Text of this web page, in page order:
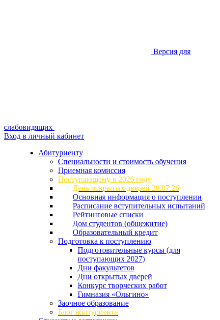
Версия для
слабовидящих
Вход в личный кабинет
Абитуриенту
Специальности и стоимость обучения
Приемная комиссия
Поступающему в 2026 году
День открытых дверей 28.07.26
Основная информация о поступлении
Расписание вступительных испытаний
Рейтинговые списки
Дом студентов (общежитие)
Образовательный кредит
Подготовка к поступлению
Подготовительные курсы (для
поступающих 2027)
Дни факультетов
Дни открытых дверей
Конкурс творческих работ
Гимназия «Ольгино»
Заочное образование
Блог абитуриента